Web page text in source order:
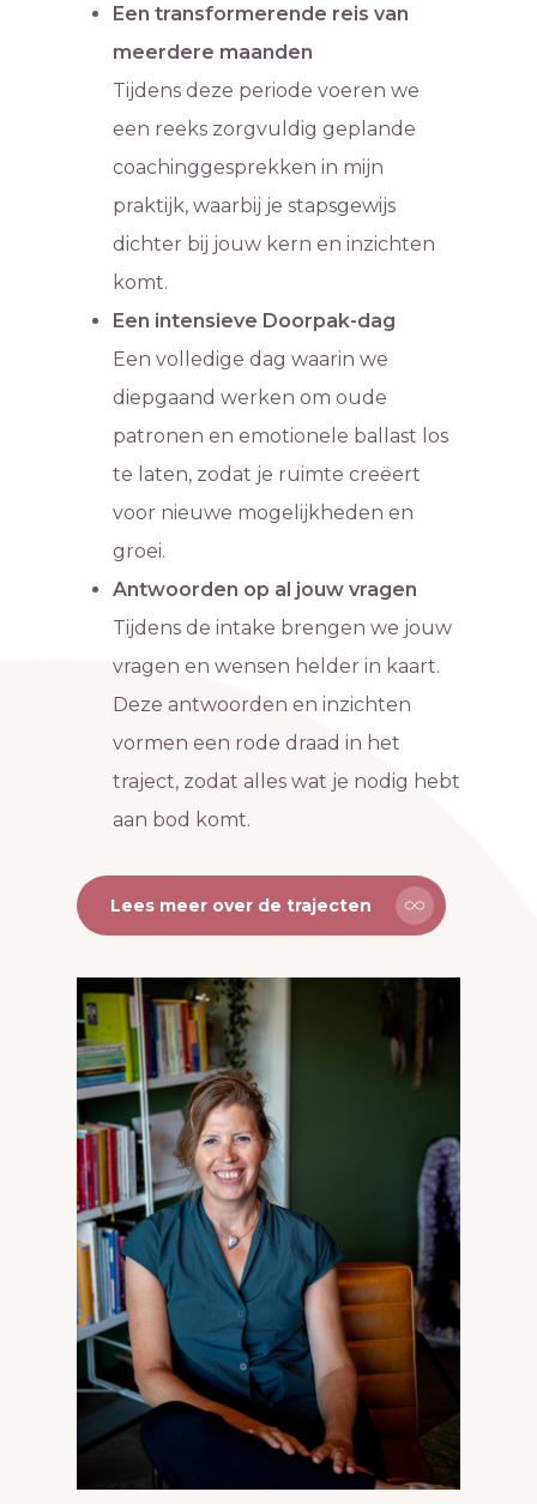
Een transformerende reis van
meerdere maanden
Tijdens deze periode voeren we
een reeks zorgvuldig geplande
coachinggesprekken in mijn
praktijk, waarbij je stapsgewijs
dichter bij jouw kern en inzichten
komt.
Een intensieve Doorpak-dag
Een volledige dag waarin we
diepgaand werken om oude
patronen en emotionele ballast los
te laten, zodat je ruimte creëert
voor nieuwe mogelijkheden en
groei.
Antwoorden op al jouw vragen
Tijdens de intake brengen we jouw
vragen en wensen helder in kaart.
Deze antwoorden en inzichten
vormen een rode draad in het
traject, zodat alles wat je nodig hebt
aan bod komt.
Lees meer over de trajecten